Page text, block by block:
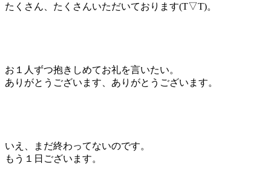
たくさん、たくさんいただいております(T▽T)。
お１人ずつ抱きしめてお礼を言いたい。
ありがとうございます、ありがとうございます。
いえ、まだ終わってないのです。
もう１日ございます。